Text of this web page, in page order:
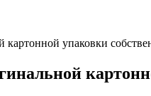
упаковки